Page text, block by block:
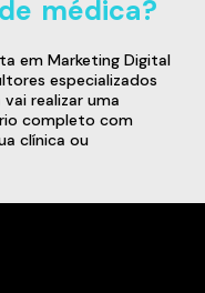
médica?
em Marketing Digital
especializados
vai realizar uma
completo com
clínica ou